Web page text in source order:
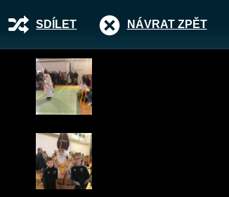
NÁVRAT ZPĚT
SDÍLET